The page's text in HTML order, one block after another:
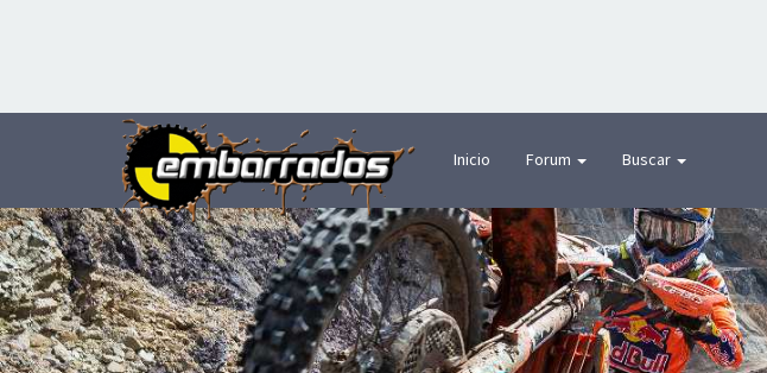
Inicio Forum Buscar